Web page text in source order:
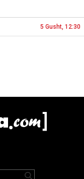
5 Gusht, 12:30